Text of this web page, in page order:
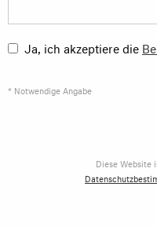
Ja, ich akzeptiere die
* Notwendige Angabe
Diese Website